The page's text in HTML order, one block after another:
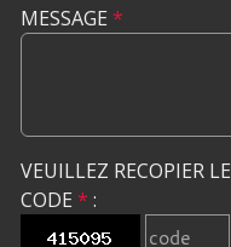
MESSAGE *
VEUILLEZ RECOPIER LE
CODE * :